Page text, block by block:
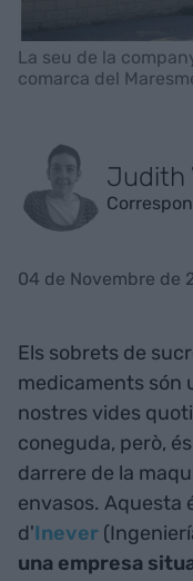
La seu de la
comarca del
Judith
04 de Novembre de
Els sobrets de
medicaments són
nostres vides
coneguda, però,
darrere de la
envasos. Aquesta
d'Inever
una empresa